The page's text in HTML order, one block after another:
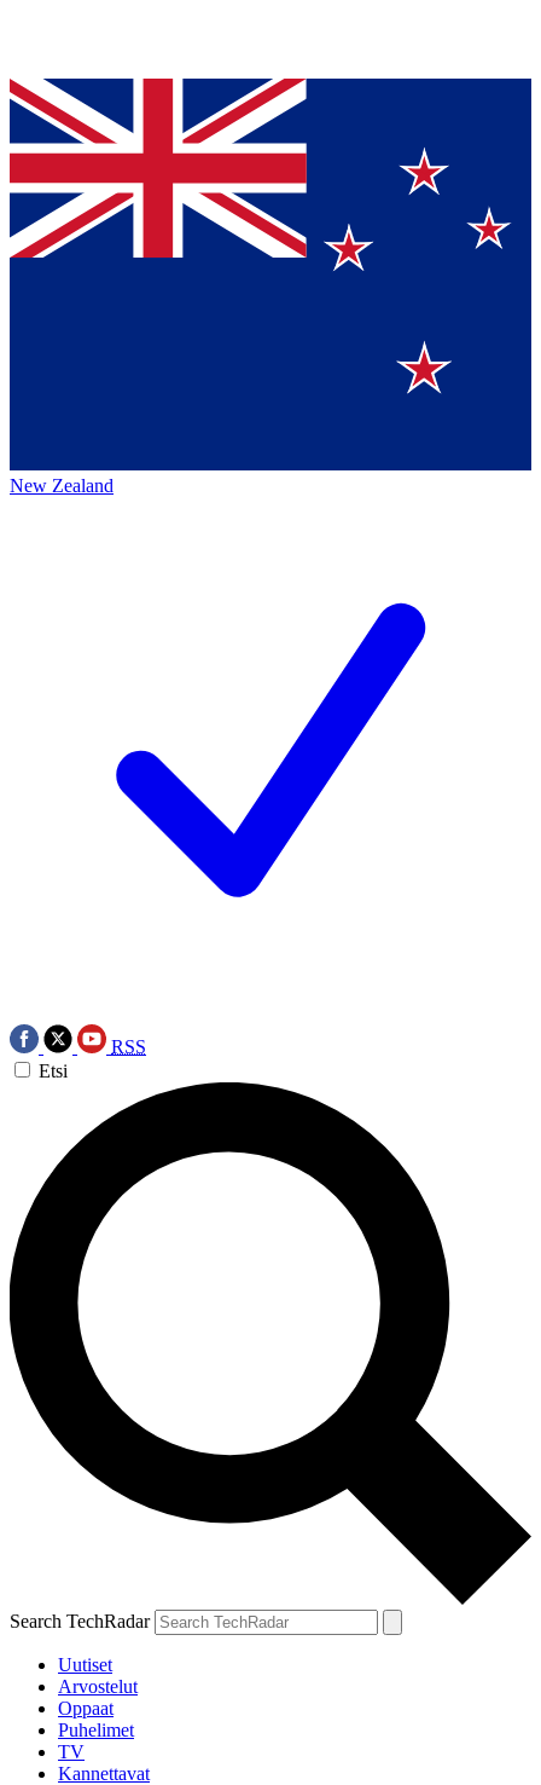
New Zealand
RSS
Etsi
Search TechRadar
Uutiset
Arvostelut
Oppaat
Puhelimet
TV
Kannettavat